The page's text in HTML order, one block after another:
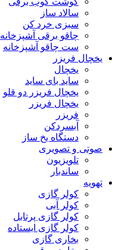
سالاد ساز
سبزی خرد کن
چاقو برقی آشپزخانه
ست چاقو آشپزخانه
یخچال فریزر
یخچال
ساید بای ساید
یخچال فریزر دو قلو
یخچال فریزر
فریزر
آبسردکن
دستگاه یخ ساز
صوتی و تصویری
تلویزیون
ساندبار
تهویه
کولر گازی
کولر آبی
کولر گازی پرتابل
کولر گازی ایستاده
بخاری گازی